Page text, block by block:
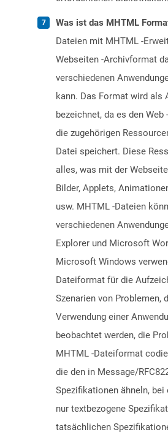
Was ist das MHTML
Dateien mit MHTML -
Webseiten -Archivformat
verschiedenen
kann. Das Format wird als
bezeichnet, da es den Web
die zugehörigen
Datei speichert. Diese
alles, was mit der
Bilder, Applets,
usw. MHTML -Dateien
verschiedenen
Explorer und Microsoft
Microsoft Windows
Dateiformat für die
Szenarien von Problemen,
Verwendung einer
beobachtet werden, die
MHTML -Dateiformat
die den in Message/
Spezifikationen ähneln, bei
nur textbezogene
tatsächlichen